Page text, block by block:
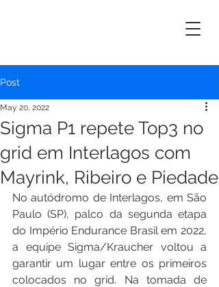
Post
Sigma P1 repete Top3 no
grid em Interlagos com
Mayrink, Ribeiro e Piedade
May 20, 2022
No autódromo de Interlagos, em São
Paulo (SP), palco da segunda etapa
do Império Endurance Brasil em 2022,
a equipe Sigma/Kraucher voltou a
garantir um lugar entre os primeiros
colocados no grid. Na tomada de